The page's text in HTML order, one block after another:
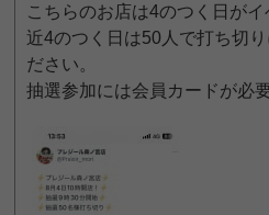
こちらのお店は4のつく日が
近4のつく日は50人で打ち切
ださい。
抽選参加には会員カードが必要